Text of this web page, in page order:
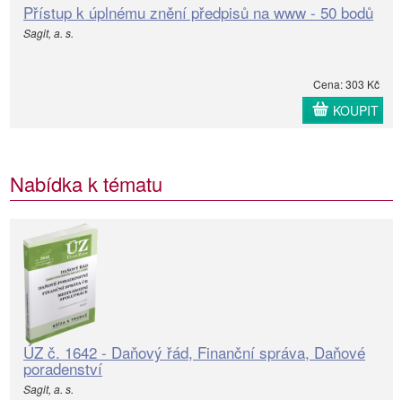
Přístup k úplnému znění předpisů na www - 50 bodů
Sagit, a. s.
Cena: 303 Kč
KOUPIT
Nabídka k tématu
ÚZ č. 1642 - Daňový řád, Finanční správa, Daňové
poradenství
Sagit, a. s.